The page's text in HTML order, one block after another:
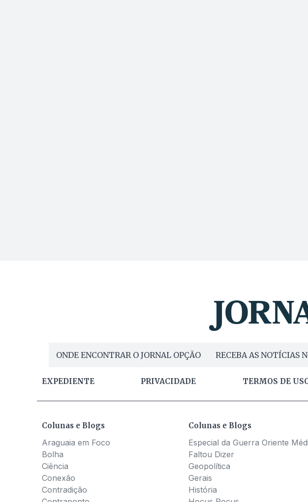
ONDE ENCONTRAR O JORNAL OPÇÃO RECEBA AS NOTÍCIAS
EXPEDIENTE PRIVACIDADE TERMOS DE
Colunas e Blogs
Araguaia em Foco
Bolha
Ciência
Conexão
Contradição
Colunas e Blogs
Especial da Guerra Oriente
Faltou Dizer
Geopolítica
Gerais
História